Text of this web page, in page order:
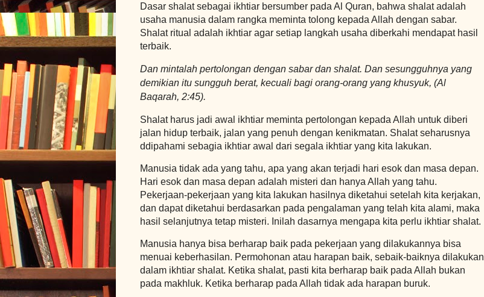
Dasar shalat sebagai ikhtiar bersumber pada Al Quran, bahwa shalat adalah
usaha manusia dalam rangka meminta tolong kepada Allah dengan sabar.
Shalat ritual adalah ikhtiar agar setiap langkah usaha diberkahi mendapat hasil
terbaik.
Dan mintalah pertolongan dengan sabar dan shalat. Dan sesungguhnya yang
demikian itu sungguh berat, kecuali bagi orang-orang yang khusyuk, (Al
Baqarah, 2:45).
Shalat harus jadi awal ikhtiar meminta pertolongan kepada Allah untuk diberi
jalan hidup terbaik, jalan yang penuh dengan kenikmatan. Shalat seharusnya
ddipahami sebagia ikhtiar awal dari segala ikhtiar yang kita lakukan.
Manusia tidak ada yang tahu, apa yang akan terjadi hari esok dan masa depan.
Hari esok dan masa depan adalah misteri dan hanya Allah yang tahu.
Pekerjaan-pekerjaan yang kita lakukan hasilnya diketahui setelah kita kerjakan,
dan dapat diketahui berdasarkan pada pengalaman yang telah kita alami, maka
hasil selanjutnya tetap misteri. Inilah dasarnya mengapa kita perlu ikhtiar shalat.
Manusia hanya bisa berharap baik pada pekerjaan yang dilakukannya bisa
menuai keberhasilan. Permohonan atau harapan baik, sebaik-baiknya dilakukan
dalam ikhtiar shalat. Ketika shalat, pasti kita berharap baik pada Allah bukan
pada makhluk. Ketika berharap pada Allah tidak ada harapan buruk.